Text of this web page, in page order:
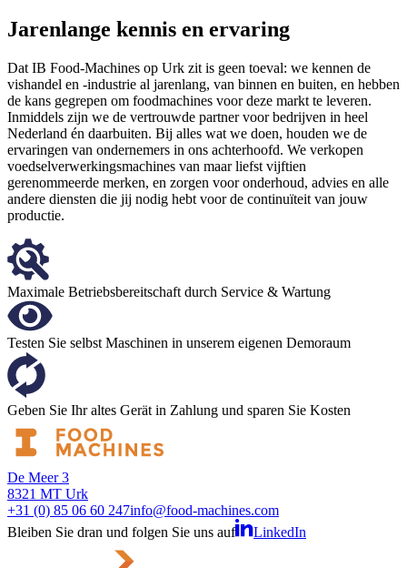
Jarenlange kennis en ervaring
Dat IB Food-Machines op Urk zit is geen toeval: we kennen de
vishandel en -industrie al jarenlang, van binnen en buiten, en hebben
de kans gegrepen om foodmachines voor deze markt te leveren.
Inmiddels zijn we de vertrouwde partner voor bedrijven in heel
Nederland én daarbuiten. Bij alles wat we doen, houden we de
ervaringen van ondernemers in ons achterhoofd. We verkopen
voedselverwerkingsmachines van maar liefst vijftien
gerenommeerde merken, en zorgen voor onderhoud, advies en alle
andere diensten die jij nodig hebt voor de continuïteit van jouw
productie.
Maximale Betriebsbereitschaft durch Service & Wartung
Testen Sie selbst Maschinen in unserem eigenen Demoraum
Geben Sie Ihr altes Gerät in Zahlung und sparen Sie Kosten
De Meer 3
8321 MT Urk
+31 (0) 85 06 60 247info@food-machines.com
Bleiben Sie dran und folgen Sie uns auf
LinkedIn